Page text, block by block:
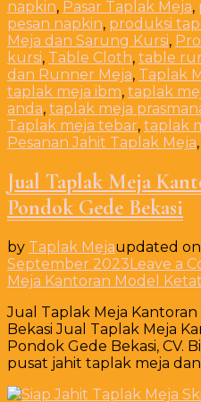
napkin, Pasar Taplak Meja,
pesan napkin, produksi
Meja dan Sarung Kursi,
kursi, Table Cloth, table
dan Runner Meja, Taplak
taplak meja ibm, taplak
anda, taplak meja
Taplak meja tebar, taplak
Pesanan Jahit Taplak Meja,
Jual Taplak Meja
Pondok Gede Bekasi
by Taplak Mejaupdated on
September 2023 Leave a
Meja Kantoran Model
Jual Taplak Meja
Bekasi Jual Taplak Meja
Pondok Gede Bekasi, CV.
pusat jahit taplak meja